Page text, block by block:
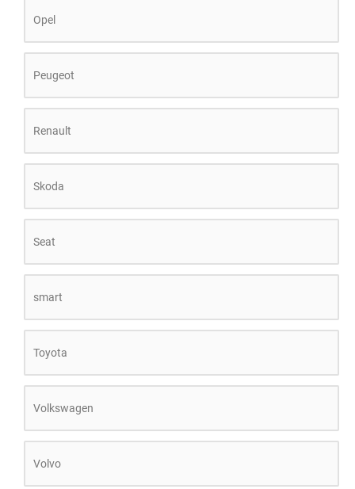
Opel
Peugeot
Renault
Skoda
Seat
smart
Toyota
Volkswagen
Volvo